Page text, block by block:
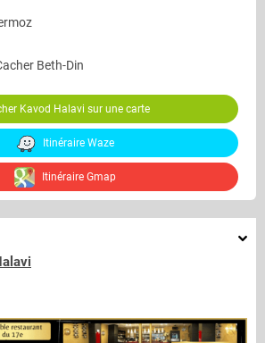
Beth-Din
Kavod Halavi sur une carte
Itinéraire Waze
Itinéraire Gmap